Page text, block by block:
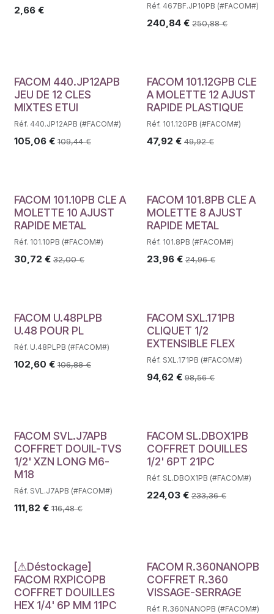
2,66 € Réf. 467BF.JP10PB (#FACOM#)
240,84€ 250,88€
FACOM 440.JP12APB
JEU DE 12 CLES
MIXTES ETUI
Réf. 440.JP12APB (#FACOM#)
105,06 € 109,44€
FACOM 101.12GPB CLE
A MOLETTE 12 AJUST
RAPIDE PLASTIQUE
Réf. 101.12GPB (#FACOM#)
47,92 € 49,92€
FACOM 101.10PB CLE A
MOLETTE 10 AJUST
RAPIDE METAL
Réf. 101.10PB (#FACOM#)
30,72 € 32,00€
FACOM 101.8PB CLE A
MOLETTE 8 AJUST
RAPIDE METAL
Réf. 101.8PB (#FACOM#)
23,96€ 24,96€
FACOM U.48PLPB
U.48 POUR PL
Réf. U.48PLPB (#FACOM#)
102,60 € 106,88€
FACOM SXL.171PB
CLIQUET 1/2
EXTENSIBLE FLEX
Réf. SXL.171PB (#FACOM#)
94,62 € 98,56€
FACOM SVL.J7APB
COFFRET DOUIL-TVS
1/2' XZN LONG M6-
M18
Réf. SVL.J7APB (#FACOM#)
111,82 € 116,48€
FACOM SL.DBOX1PB
COFFRET DOUILLES
1/2' 6PT 21PC
Réf. SL.DBOX1PB (#FACOM#)
224,03€ 233,36€
Déstockage
[⚠Déstockage]
FACOM RXPICOPB
COFFRET DOUILLES
HEX 1/4' 6P MM 11PC
FACOM R.360NANOPB
COFFRET R.360
VISSAGE-SERRAGE
Réf. R.360NANOPB (#FACOM#)